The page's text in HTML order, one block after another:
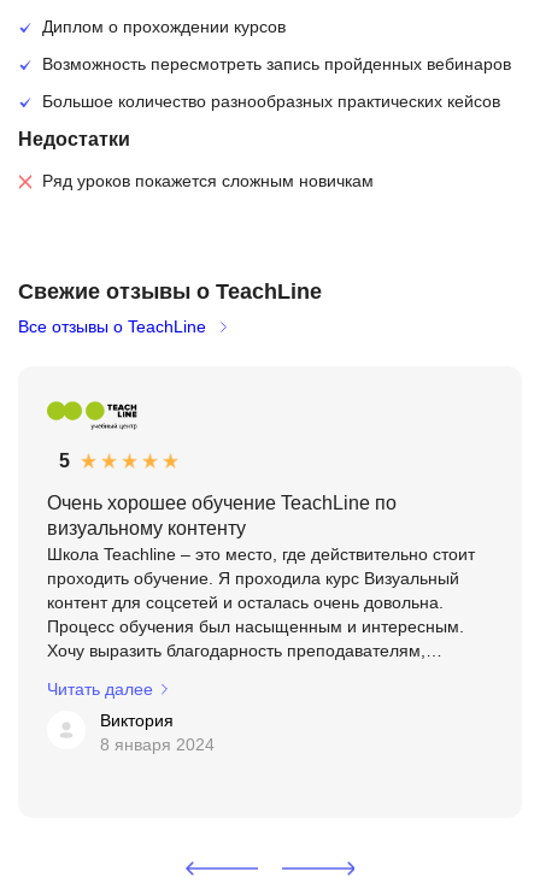
Диплом о прохождении курсов
Возможность пересмотреть запись пройденных вебинаров
Большое количество разнообразных практических кейсов
Недостатки
Ряд уроков покажется сложным новичкам
Свежие отзывы о TeachLine
Все отзывы о TeachLine
5
Очень хорошее обучение TeachLine по
визуальному контенту
Школа Teachline – это место, где действительно стоит
проходить обучение. Я проходила курс Визуальный
контент для соцсетей и осталась очень довольна.
Процесс обучения был насыщенным и интересным.
Хочу выразить благодарность преподавателям,
материал, но и...
Читать далее
Виктория
8 января 2024